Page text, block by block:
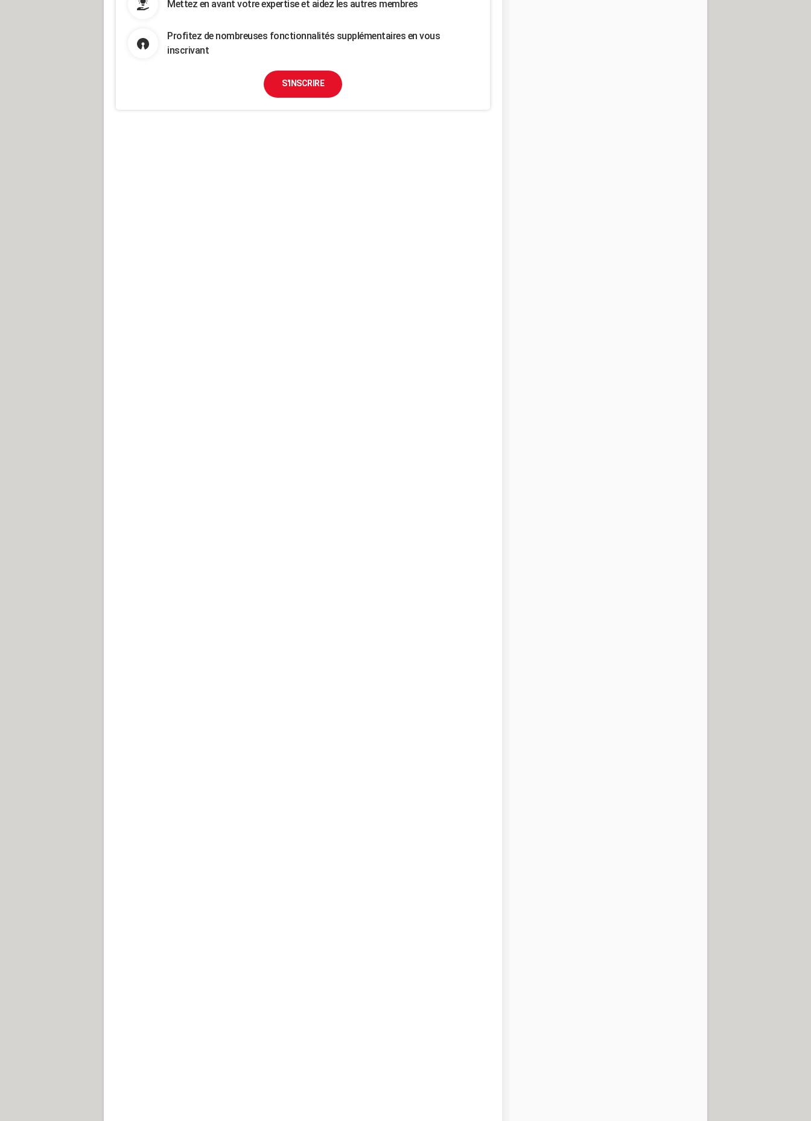
Mettez en avant votre expertise et aidez les autres membres
Profitez de nombreuses fonctionnalités supplémentaires en vous
inscrivant
S'INSCRIRE